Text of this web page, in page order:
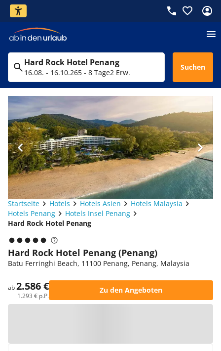
Hard Rock Hotel Penang
16.08. - 16.10.265 - 8 Tage2 Erw.
Suchen
Startseite Hotels Hotels Asien
Hotels Malaysia
Hotels Penang
Hotels Insel Penang
Hard Rock Hotel Penang
Hard Rock Hotel Penang (Penang)
Batu Ferringhi Beach, 11100 Penang, Penang, Malaysia
ab2.586 €
1.293 € p.P.
Zu den Angeboten